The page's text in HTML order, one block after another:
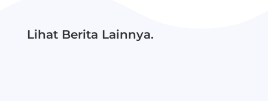
Lihat Berita Lainnya.